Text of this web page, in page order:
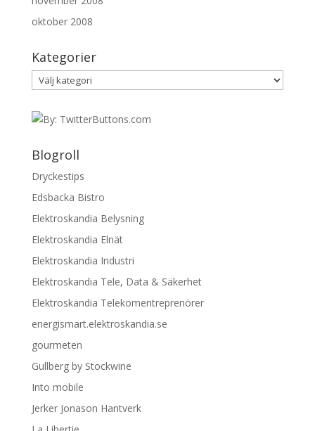
oktober 2008
Kategorier
Kategorier
Blogroll
Dryckestips
Edsbacka Bistro
Elektroskandia Belysning
Elektroskandia Elnät
Elektroskandia Industri
Elektroskandia Tele, Data & Säkerhet
Elektroskandia Telekomentreprenörer
energismart.elektroskandia.se
gourmeten
Gullberg by Stockwine
Into mobile
Jerker Jonason Hantverk